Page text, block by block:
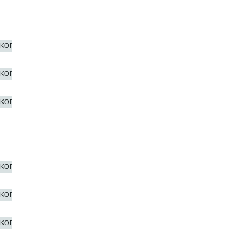
KOPIER
KOPIER
KOPIER
KOPIER
KOPIER
KOPIER